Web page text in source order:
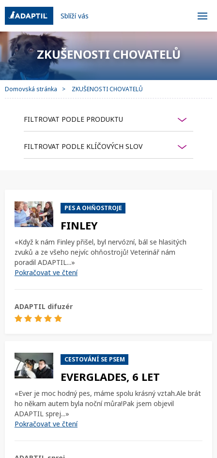
Sblíží vás
ZKUŠENOSTI CHOVATELŮ
Domovská stránka ZKUŠENOSTI CHOVATELŮ
FILTROVAT PODLE PRODUKTU
FILTROVAT PODLE KLÍČOVÝCH SLOV
PES A OHŇOSTROJE
FINLEY
«Když k nám Finley přišel, byl nervózní, bál se hlasitých
zvuků a ze všeho nejvíc ohňostrojů! Veterinář nám
poradil ADAPTIL...»
Pokračovat ve čtení
ADAPTIL difuzér
CESTOVÁNÍ SE PSEM
EVERGLADES, 6 LET
«Ever je moc hodný pes, máme spolu krásný vztah.Ale brát
ho někam autem byla noční můra!Pak jsem objevil
ADAPTIL sprej...»
Pokračovat ve čtení